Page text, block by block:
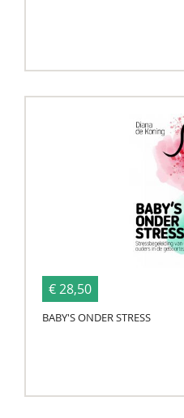
€ 28,50
BABY'S ONDER STRESS